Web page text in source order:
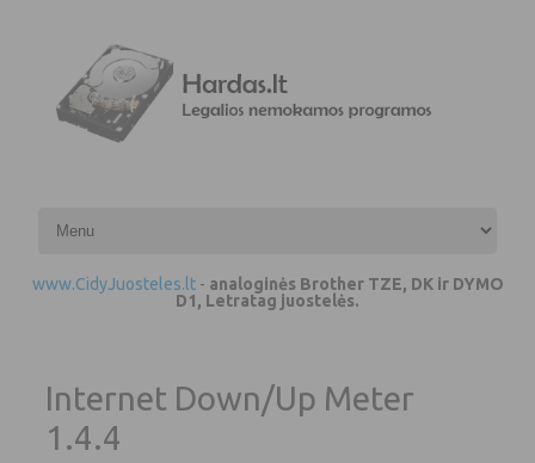
www.CidyJuosteles.lt- analoginės Brother TZE, DK ir DYMO
D1, Letratag juostelės.
Internet Down/Up Meter
1.4.4